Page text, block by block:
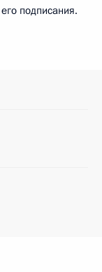
подписания.